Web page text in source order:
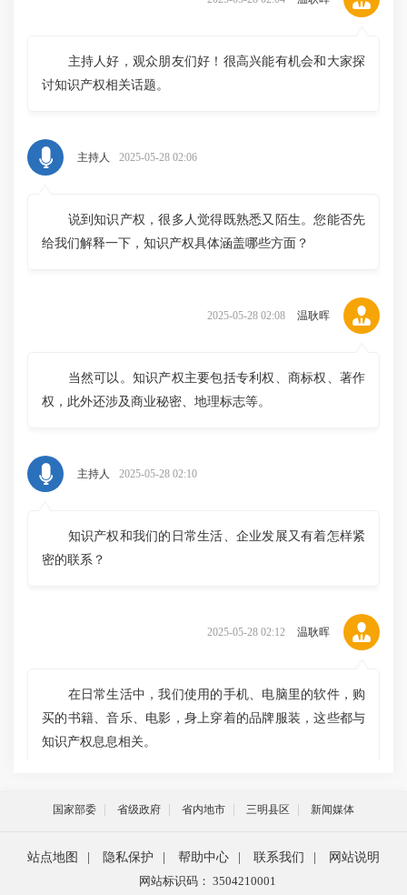
主持人好，观众朋友们好！很高兴能有机会和大家探
讨知识产权相关话题。
主持人 2025-05-28 02:06
说到知识产权，很多人觉得既熟悉又陌生。您能否先
给我们解释一下，知识产权具体涵盖哪些方面？
2025-05-28 02:08 温耿晖
当然可以。知识产权主要包括专利权、商标权、著作
权，此外还涉及商业秘密、地理标志等。
主持人 2025-05-28 02:10
知识产权和我们的日常生活、企业发展又有着怎样紧
密的联系？
2025-05-28 02:12 温耿晖
在日常生活中，我们使用的手机、电脑里的软件，购
买的书籍、音乐、电影，身上穿着的品牌服装，这些都与
知识产权息息相关。
2025-05-28 02:15 温耿晖
对于企业而言，知识产权更是发展的命脉。一项独特
国家部委 省级政府 省内地市 三明县区 新闻媒体
站点地图 隐私保护 帮助中心 联系我们
网站说明
网站标识码： 3504210001